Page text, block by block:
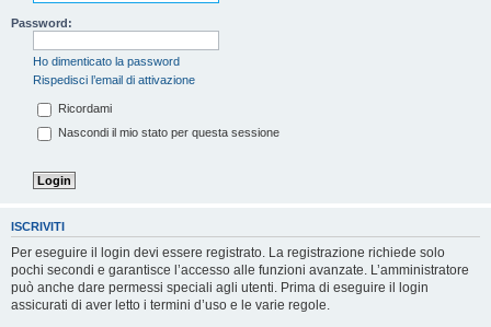
Password:
Ho dimenticato la password
Rispedisci l’email di attivazione
Ricordami
Nascondi il mio stato per questa sessione
ISCRIVITI
Per eseguire il login devi essere registrato. La registrazione richiede solo
pochi secondi e garantisce l’accesso alle funzioni avanzate. L’amministratore
può anche dare permessi speciali agli utenti. Prima di eseguire il login
assicurati di aver letto i termini d’uso e le varie regole.